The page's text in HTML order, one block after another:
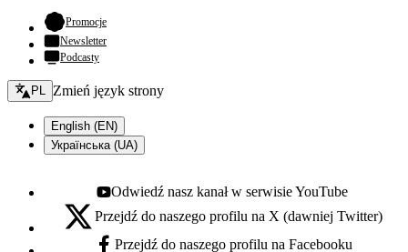
Promocje- otwiera się w nowej karcie
Newsletter
Podcasty
Zmień język - bieżący:
PL Zmień język strony
English (EN)
Українська (UA)
Youtube - otwiera się w nowej karcie
Odwiedź nasz kanał w serwisie YouTube
X - otwiera się w nowej karcie
Przejdź do naszego profilu na X (dawniej Twitter)
Przejdź do naszego profilu na Facebooku